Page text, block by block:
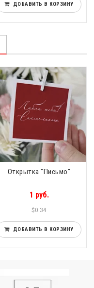
ДОБАВИТЬ В КОРЗИНУ
Открытка "Письмо"
1 руб.
$0.34
ДОБАВИТЬ В КОРЗИНУ